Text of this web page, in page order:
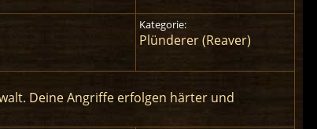
Kategorie:
Plünderer (Reaver)
Deine Angriffe erfolgen härter und